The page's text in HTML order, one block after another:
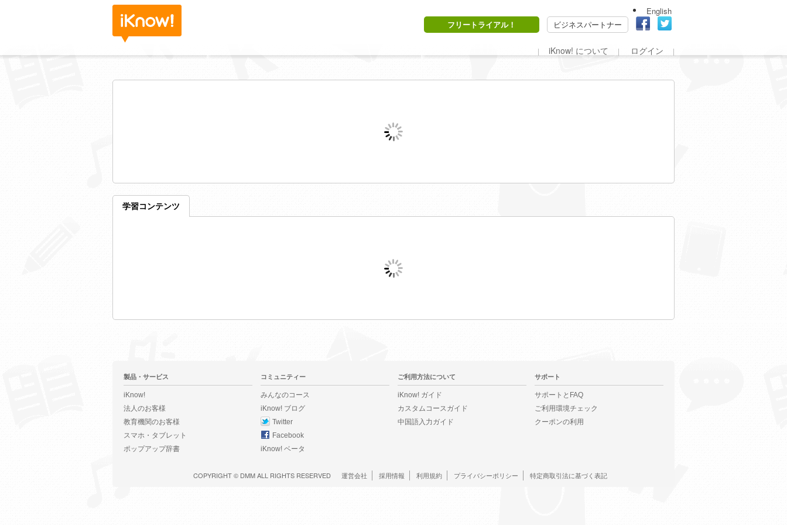
English
フリートライアル！
ビジネスパートナー
iKnow! について ログイン
学習コンテンツ
製品・サービス
iKnow!
法人のお客様
教育機関のお客様
スマホ・タブレット
ポップアップ辞書
コミュニティー
みんなのコース
iKnow! ブログ
Twitter
Facebook
iKnow! ベータ
ご利用方法について
iKnow! ガイド
カスタムコースガイド
中国語入力ガイド
サポート
サポートとFAQ
ご利用環境チェック
クーポンの利用
COPYRIGHT © DMMALL RIGHTS RESERVED 運営会社 採用情報 利用規約 プライバシーポリシー 特定商取引法に基づく表記